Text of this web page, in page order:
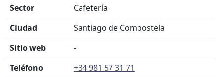
Sector
Cafetería
Ciudad
Santiago de Compostela
Sitio web
-
Teléfono
+34 981 57 31 71